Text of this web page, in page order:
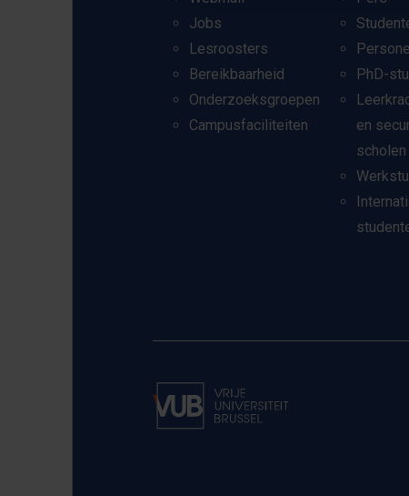
Jobs
Lesroosters
Bereikbaarheid
Onderzoeksgroepen
Campusfaciliteiten
PhD-
en
scholen